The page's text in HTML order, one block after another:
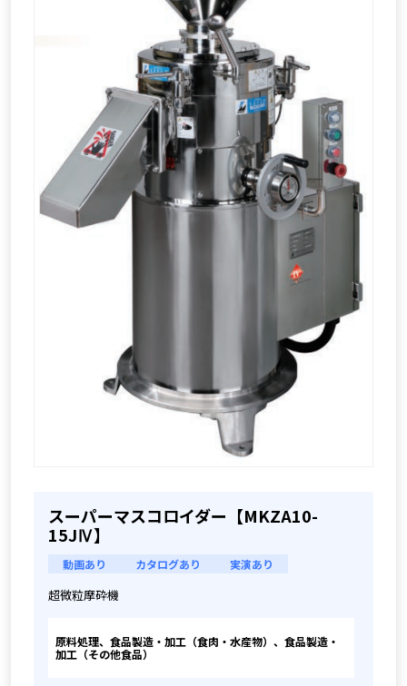
スーパーマスコロイダー【MKZA10-
15JⅣ】
動画あり カタログあり 実演あり
超微粒摩砕機
原料処理、食品製造・加工（食肉・水産物）、食品製造・
加工（その他食品）